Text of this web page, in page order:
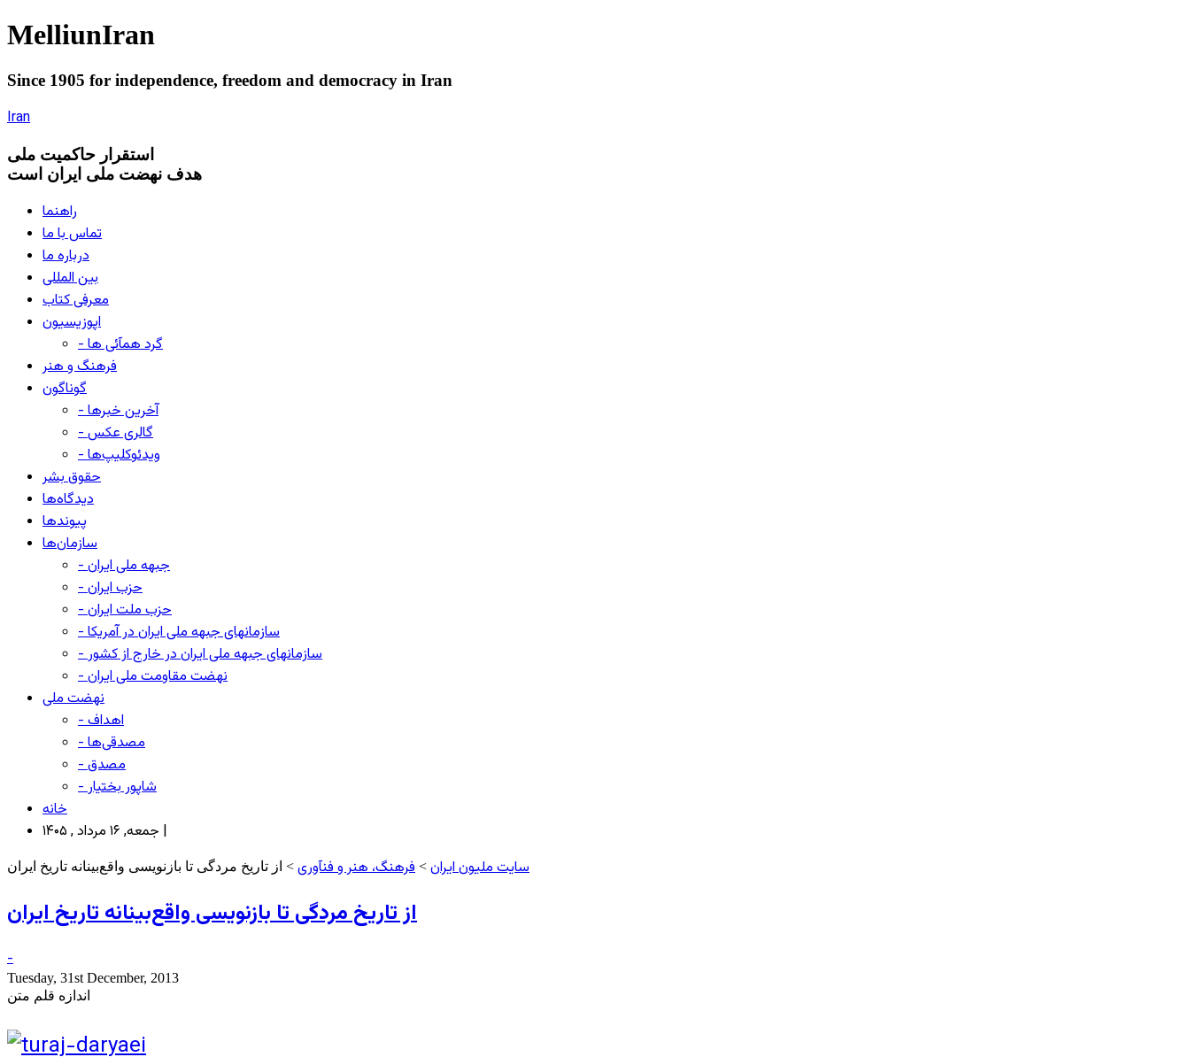
MelliunIran
Since 1905 for independence, freedom and democracy in Iran
Iran
استقرار حاکميت ملی
هدف نهضت ملی ایران است
راهنما
تماس با ما
درباره ما
بین المللی
معرفی کتاب
اپوزیسیون
- گرد همآئی ها
فرهنگ و هنر
گوناگون
- آخرین خبرها
- گالری عکس
- ویدئوکلیپ‌ها
حقوق بشر
دیدگاه‌ها
پیوندها
سازمان‌ها
- جبهه ملی ایران
- حزب ایران
- حزب ملت ایران
- سازمانهای جبهه ملی ایران در آمریکا
- سازمانهای جبهه ملی ایران در خارج از کشور
- نهضت مقاومت ملی ایران
نهضت ملی
- اهداف
- مصدقی‌ها
- مصدق
- شاپور بختیار
خانه
جمعه, ۱۶ مرداد , ۱۴۰۵ |
سایت ملیون ایران > فرهنگ، هنر و فنآوری > از تاريخ مردگی تا بازنويسی واقع‌بينانه تاريخ ايران
از تاريخ مردگی تا بازنويسی واقع‌بينانه تاريخ ايران
-
Tuesday, 31st December, 2013
اندازه قلم متن